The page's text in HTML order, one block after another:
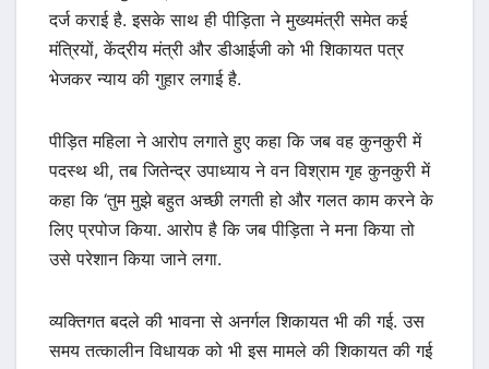
दर्ज कराई है. इसके साथ ही पीड़िता ने मुख्यमंत्री समेत कई
मंत्रियों, केंद्रीय मंत्री और डीआईजी को भी शिकायत पत्र
भेजकर न्याय की गुहार लगाई है.
पीड़ित महिला ने आरोप लगाते हुए कहा कि जब वह कुनकुरी में
पदस्थ थी, तब जितेन्द्र उपाध्याय ने वन विश्राम गृह कुनकुरी में
कहा कि ‘तुम मुझे बहुत अच्छी लगती हो और गलत काम करने के
लिए प्रपोज किया. आरोप है कि जब पीड़िता ने मना किया तो
उसे परेशान किया जाने लगा.
व्यक्तिगत बदले की भावना से अनर्गल शिकायत भी की गई. उस
समय तत्कालीन विधायक को भी इस मामले की शिकायत की गई